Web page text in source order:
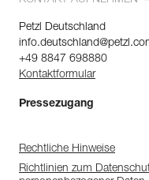
Petzl Deutschland
+49 8847 698880
Kontaktformular
Pressezugang
Rechtliche Hinweise
Richtlinien zum